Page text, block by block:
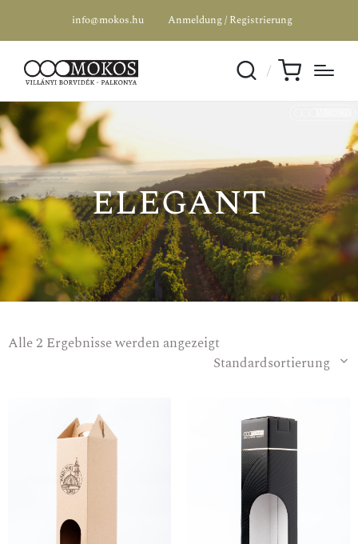
info@mokos.hu Anmeldung / Registrierung
elegant
Alle 2 Ergebnisse werden angezeigt
Standardsortierung